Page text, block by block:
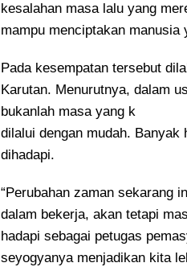
kesalahan masa lalu yang
mampu menciptakan manusia
Pada kesempatan tersebut
Karutan. Menurutnya, dalam
bukanlah masa yang k
dilalui dengan mudah. Banyak
dihadapi.
“Perubahan zaman sekarang
dalam bekerja, akan tetapi
hadapi sebagai petugas
seyogyanya menjadikan kita